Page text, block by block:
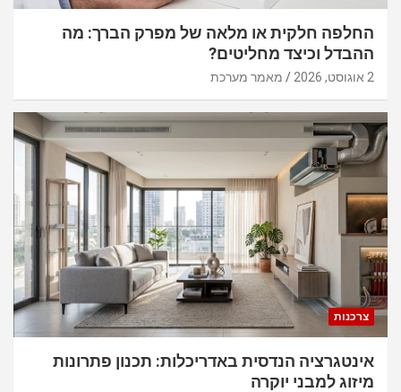
החלפה חלקית או מלאה של מפרק הברך: מה
ההבדל וכיצד מחליטים?
2 אוגוסט, 2026 מאמר מערכת
צרכנות
אינטגרציה הנדסית באדריכלות: תכנון פתרונות
מיזוג למבני יוקרה